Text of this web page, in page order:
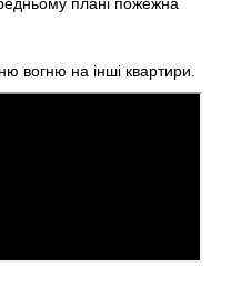
вогню на інші квартири.